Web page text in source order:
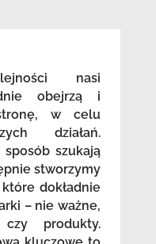
nasi
obejrzą i
w celu
działań.
szukają
stworzymy
dokładnie
– nie ważne,
produkty.